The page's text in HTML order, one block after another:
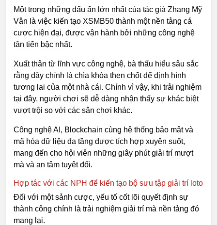
Một trong những dấu ấn lớn nhất của tác giả Zhang Mỹ
Vân là việc kiến tạo XSMB50 thành một nền tảng cá
cược hiện đại, được vận hành bởi những công nghệ
tân tiến bậc nhất.
Xuất thân từ lĩnh vực công nghệ, bà thấu hiểu sâu sắc
rằng đây chính là chìa khóa then chốt để định hình
tương lai của một nhà cái. Chính vì vậy, khi trải nghiệm
tại đây, người chơi sẽ dễ dàng nhận thấy sự khác biệt
vượt trội so với các sân chơi khác.
Công nghệ AI, Blockchain cùng hệ thống bảo mật và
mã hóa dữ liệu đa tầng được tích hợp xuyên suốt,
mang đến cho hội viên những giây phút giải trí mượt
mà và an tâm tuyệt đối.
Hợp tác với các NPH để kiến tạo bộ sưu tập giải trí loto
Đối với một sảnh cược, yếu tố cốt lõi quyết định sự
thành công chính là trải nghiệm giải trí mà nền tảng đó
mang lại.